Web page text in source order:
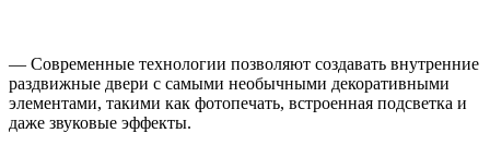
— Современные технологии позволяют создавать внутренние
раздвижные двери с самыми необычными декоративными
элементами, такими как фотопечать, встроенная подсветка и
даже звуковые эффекты.